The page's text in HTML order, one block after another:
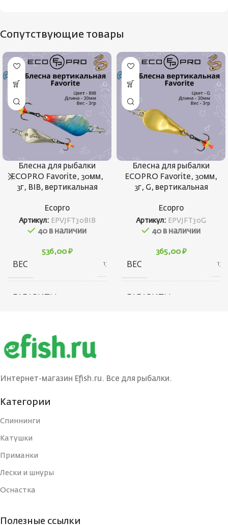
Сопутствующие товары
Блесна для рыбалки
ECOPRO Favorite, 30мм,
3г, BIB, вертикальная
Ecopro
Артикул: EPVJFT30BIB
40 в наличии
536,00 ₽
ВЕС 13 г
ГАБАРИТЫ
УПАКОВКА
Блесна для рыбалки
ECOPRO Favorite, 30мм,
3г, G, вертикальная
Ecopro
Артикул: EPVJFT30G
40 в наличии
365,00 ₽
ВЕС 13 г
ГАБАРИТЫ
Интернет-магазин Efish.ru. Все для рыбалки.
Категории
Спиннинги
Катушки
Приманки
Лески и шнуры
Оснастка
Полезные ссылки